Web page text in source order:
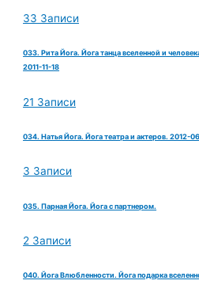
33 Записи
033. Рита Йога. Йога танца вселенной и
2011-11-18
21 Записи
034. Натья Йога. Йога театра и актеров. 2012-
3 Записи
035. Парная Йога. Йога с партнером.
2 Записи
040. Йога Влюбленности. Йога подарка